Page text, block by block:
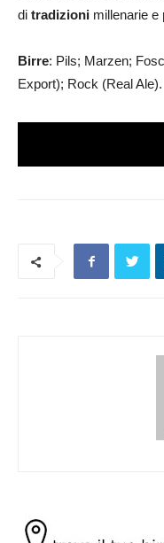
di tradizioni millenarie e
Birre: Pils; Marzen;
Export); Rock (Real Ale).